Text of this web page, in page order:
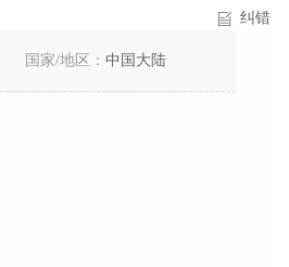
纠错
国家/地区： 中国大陆